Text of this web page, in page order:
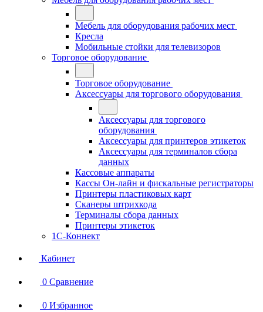
Мебель для оборудования рабочих мест
Кресла
Мобильные стойки для телевизоров
Торговое оборудование
Торговое оборудование
Аксессуары для торгового оборудования
Аксессуары для торгового
оборудования
Аксессуары для принтеров этикеток
Аксессуары для терминалов сбора
данных
Кассовые аппараты
Кассы Он-лайн и фискальные регистраторы
Принтеры пластиковых карт
Сканеры штрихкода
Терминалы сбора данных
Принтеры этикеток
1С-Коннект
Кабинет
0 Сравнение
0 Избранное